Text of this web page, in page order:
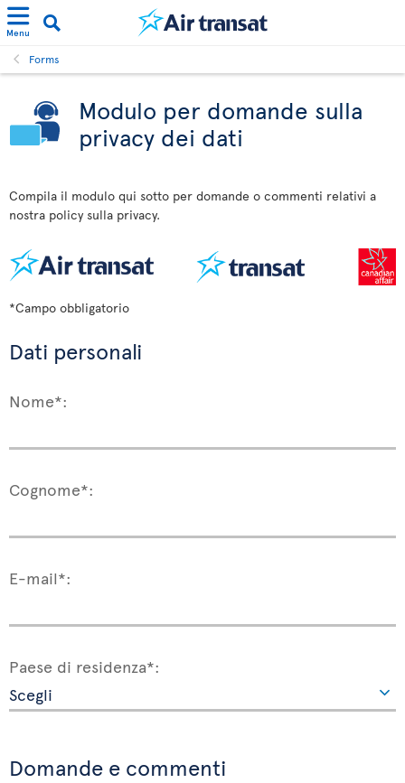
Menu
Forms
Modulo per domande sulla
privacy dei dati
Compila il modulo qui sotto per domande o commenti relativi a
nostra policy sulla privacy.
*Campo obbligatorio
Dati personali
Nome*:
Cognome*:
E-mail*:
Paese di residenza*:
Domande e commenti